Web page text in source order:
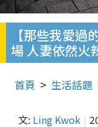
【那些我愛
場 人妻依然火
首頁 生活話題
文: Ling Kwok